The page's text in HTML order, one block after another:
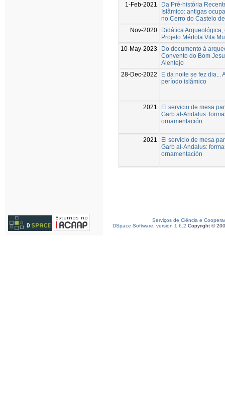
1-Feb-2021
Da Pré-história
Islâmico: antigas
no Cerro do Castelo
Nov-2020
Didática
Projeto Mértola Vila
10-May-2023
Do documento à
Convento do Bom
Alentejo
28-Dec-2022
E da noite se fez dia...
período islâmico
2021
El servicio de mesa
Garb al-Andalus:
ornamentación
2021
El servicio de mesa
Garb al-Andalus:
ornamentación
Serviços de Ciência e
DSpace Software, version 1.6.2 Copyright ©